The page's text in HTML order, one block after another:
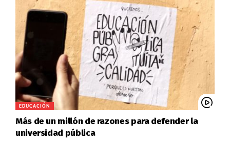
EDUCACIÓN
Más de un millón de razones para defender la
universidad pública